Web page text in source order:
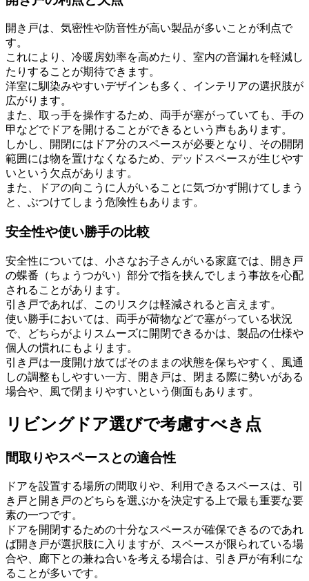
開き戸は、気密性や防音性が高い製品が多いことが利点で
す。
これにより、冷暖房効率を高めたり、室内の音漏れを軽減し
たりすることが期待できます。
洋室に馴染みやすいデザインも多く、インテリアの選択肢が
広がります。
また、取っ手を操作するため、両手が塞がっていても、手の
甲などでドアを開けることができるという声もあります。
しかし、開閉にはドア分のスペースが必要となり、その開閉
範囲には物を置けなくなるため、デッドスペースが生じやす
いという欠点があります。
また、ドアの向こうに人がいることに気づかず開けてしまう
と、ぶつけてしまう危険性もあります。
安全性や使い勝手の比較
安全性については、小さなお子さんがいる家庭では、開き戸
の蝶番（ちょうつがい）部分で指を挟んでしまう事故を心配
されることがあります。
引き戸であれば、このリスクは軽減されると言えます。
使い勝手においては、両手が荷物などで塞がっている状況
で、どちらがよりスムーズに開閉できるかは、製品の仕様や
個人の慣れにもよります。
引き戸は一度開け放てばそのままの状態を保ちやすく、風通
しの調整もしやすい一方、開き戸は、閉まる際に勢いがある
場合や、風で閉まりやすいという側面もあります。
リビングドア選びで考慮すべき点
間取りやスペースとの適合性
ドアを設置する場所の間取りや、利用できるスペースは、引
き戸と開き戸のどちらを選ぶかを決定する上で最も重要な要
素の一つです。
ドアを開閉するための十分なスペースが確保できるのであれ
ば開き戸が選択肢に入りますが、スペースが限られている場
合や、廊下との兼ね合いを考える場合は、引き戸が有利にな
ることが多いです。